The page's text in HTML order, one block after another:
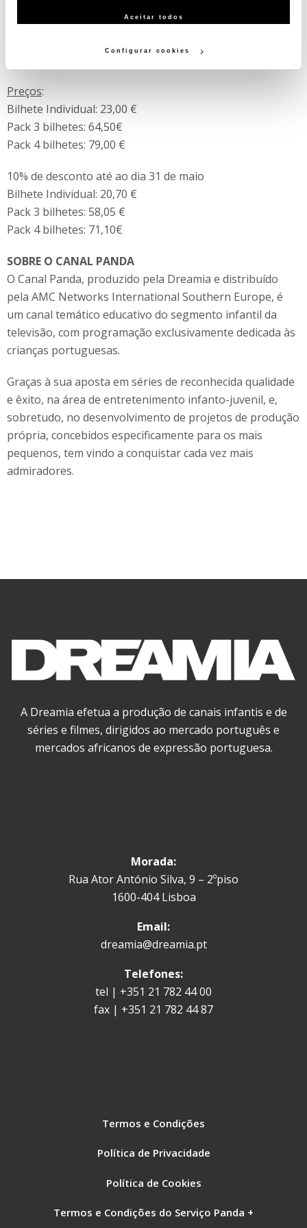
publicidade personalizada). Pode gerir a utilização dos
Aceitar todos
Configurar cookies
Datas e locais:
Preços:
Bilhete Individual: 23,00 €
Pack 3 bilhetes: 64,50€
Pack 4 bilhetes: 79,00 €
10% de desconto até ao dia 31 de maio
Bilhete Individual: 20,70 €
Pack 3 bilhetes: 58,05 €
Pack 4 bilhetes: 71,10€
SOBRE O CANAL PANDA
O Canal Panda, produzido pela Dreamia e distribuído
pela AMC Networks International Southern Europe, é
um canal temático educativo do segmento infantil da
televisão, com programação exclusivamente dedicada às
crianças portuguesas.
Graças à sua aposta em séries de reconhecida qualidade
e êxito, na área de entretenimento infanto-juvenil, e,
sobretudo, no desenvolvimento de projetos de produção
própria, concebidos especificamente para os mais
pequenos, tem vindo a conquistar cada vez mais
admiradores.
A Dreamia efetua a produção de canais infantis e de
séries e filmes, dirigidos ao mercado português e
mercados africanos de expressão portuguesa.
Morada:
Rua Ator António Silva, 9 – 2ºpiso
1600-404 Lisboa
Email:
dreamia@dreamia.pt
Telefones:
tel | +351 21 782 44 00
fax | +351 21 782 44 87
Termos e Condições
Política de Privacidade
Política de Cookies
Termos e Condições do Serviço Panda +